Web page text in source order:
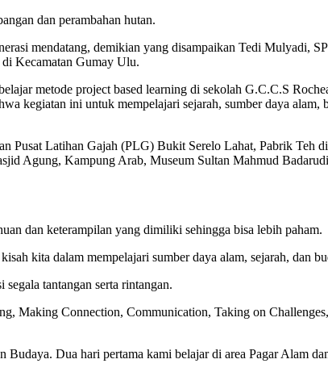
dan perambahan hutan.
mendatang, demikian yang disampaikan Tedi Mulyadi,
Kecamatan Gumay Ulu.
metode project based learning di sekolah G.C.C.S
kegiatan ini untuk mempelajari sejarah, sumber daya alam,
Pusat Latihan Gajah (PLG) Bukit Serelo Lahat, Pabrik Teh
Agung, Kampung Arab, Museum Sultan Mahmud
dan keterampilan yang dimiliki sehingga bisa lebih paham.
kita dalam mempelajari sumber daya alam, sejarah, dan
tantangan serta rintangan.
Making Connection, Communication, Taking on
Dua hari pertama kami belajar di area Pagar Alam